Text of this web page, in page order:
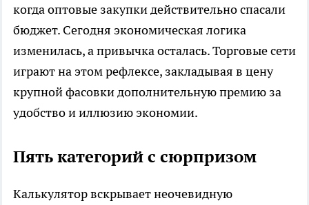
когда оптовые закупки действительно спасали
бюджет. Сегодня экономическая логика
изменилась, а привычка осталась. Торговые сети
играют на этом рефлексе, закладывая в цену
крупной фасовки дополнительную премию за
удобство и иллюзию экономии.
Пять категорий с сюрпризом
Калькулятор вскрывает неочевидную